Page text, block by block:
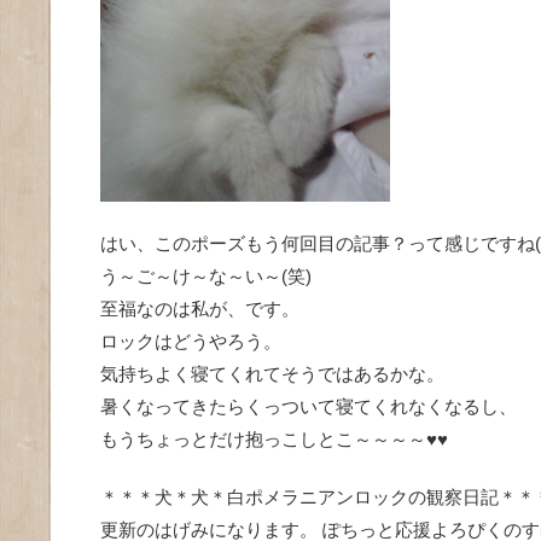
はい、このポーズもう何回目の記事？って感じですね
う～ご～け～な～い～(笑)
至福なのは私が、です。
ロックはどうやろう。
気持ちよく寝てくれてそうではあるかな。
暑くなってきたらくっついて寝てくれなくなるし、
もうちょっとだけ抱っこしとこ～～～～♥♥
＊＊＊犬＊犬＊白ポメラニアンロックの観察日記＊＊
更新のはげみになります。 ぽちっと応援よろぴくのす